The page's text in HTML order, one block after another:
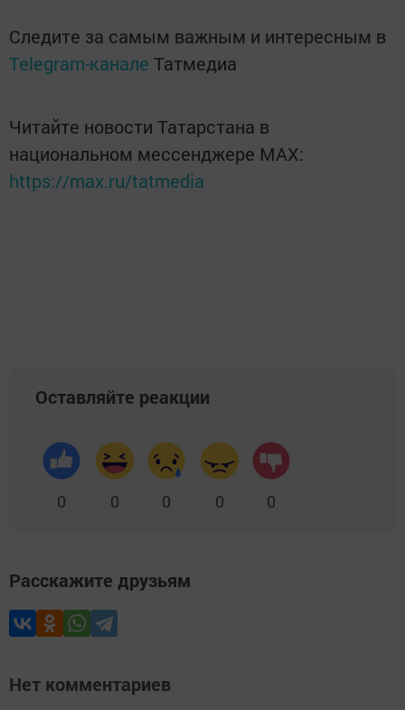
Следите за самым важным и интересным в
Telegram-канале Татмедиа
Читайте новости Татарстана в
национальном мессенджере MАХ:
https://max.ru/tatmedia
Оставляйте реакции
0 0 0 0 0
Расскажите друзьям
Нет комментариев